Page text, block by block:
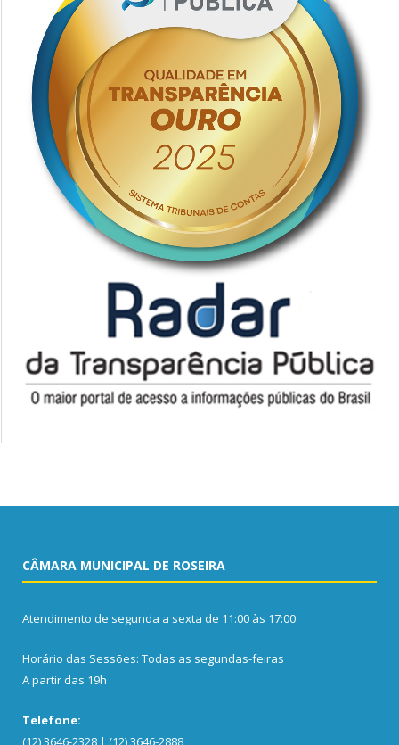
CÂMARA MUNICIPAL DE ROSEIRA
Atendimento de segunda a sexta de 11:00 às 17:00
Horário das Sessões: Todas as segundas-feiras
A partir das 19h
Telefone:
(12) 3646-2328 | (12) 3646-2888